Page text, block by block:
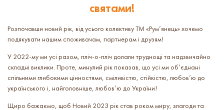
святами!
Розпочавши новий рік, від усього колективу ТМ «Рум’янець» хочемо
подякувати нашим споживачам, партнерам і друзям!
У 2022-му ми усі разом, пліч-о-пліч долали труднощі та надзвичайно
складні виклики. Проте, минулий рік показав, що усі ми об’єднані
спільними глибокими цінностями, сміливістю, стійкістю, любов’ю до
українського і, найголовніше, любов’ю до України!
Щиро бажаємо, щоб Новий 2023 рік став роком миру, злагоди та